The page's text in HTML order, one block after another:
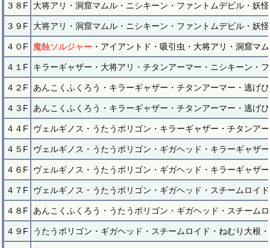
３８F 大将アリ・洞窟マムル・ニシキーン・ファントムデビル・妖
３９F 大将アリ・洞窟マムル・ニシキーン・ファントムデビル・妖
４０F 魔蝕ソルジャー ・アイアントド・吸引虫・大将アリ・洞窟マ
４１F キラーギャザー・大将アリ・チタンアーマー・ニシキーン・
４２F あんこくふくろう・キラーギャザー・チタンアーマー・逃げ
４３F あんこくふくろう・キラーギャザー・チタンアーマー・逃げ
４４F ヴェルギノス・うたうポリゴン・キラーギャザー・チタンア
４５F ヴェルギノス・うたうポリゴン・ギガヘッド・キラーギャザ
４６F ヴェルギノス・うたうポリゴン・ギガヘッド・キラーギャザ
４７F ヴェルギノス・うたうポリゴン・ギガヘッド・スチームロイ
４８F あんこくふくろう・うたうポリゴン・ギガヘッド・スチーム
４９F うたうポリゴン・ギガヘッド・スチームロイド・ねむり大根